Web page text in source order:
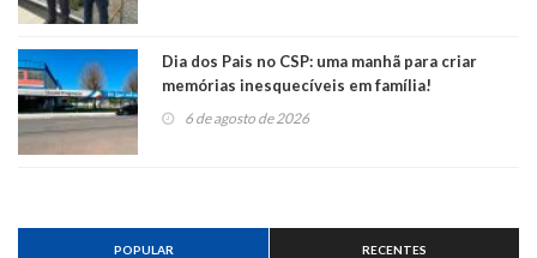
Dia dos Pais no CSP: uma manhã para criar
memórias inesquecíveis em família!
6 de agosto de 2026
POPULAR RECENTES